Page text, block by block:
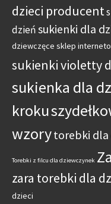
dzieci producent
dzieńsukienki dla
dziewczęce sklep
sukienki violetty
sukienka dla
kroku
wzorytorebki dla
Torebki z filcu dla dziewczynek
zara torebki dla
dzieci